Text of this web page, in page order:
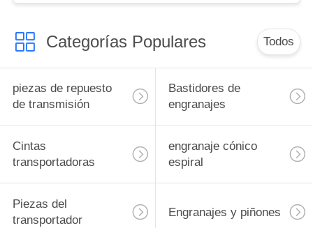
Categorías Populares Todos
piezas de repuesto
de transmisión
Bastidores de
engranajes
Cintas
transportadoras
engranaje cónico
espiral
Piezas del
transportador
Engranajes y piñones